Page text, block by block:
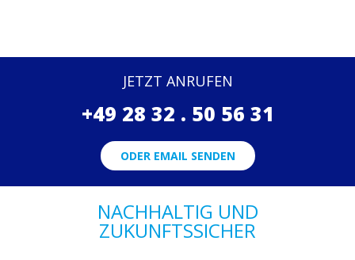
JETZT ANRUFEN
+49 28 32 . 50 56 31
ODER EMAIL SENDEN
NACHHALTIG UND
ZUKUNFTSSICHER